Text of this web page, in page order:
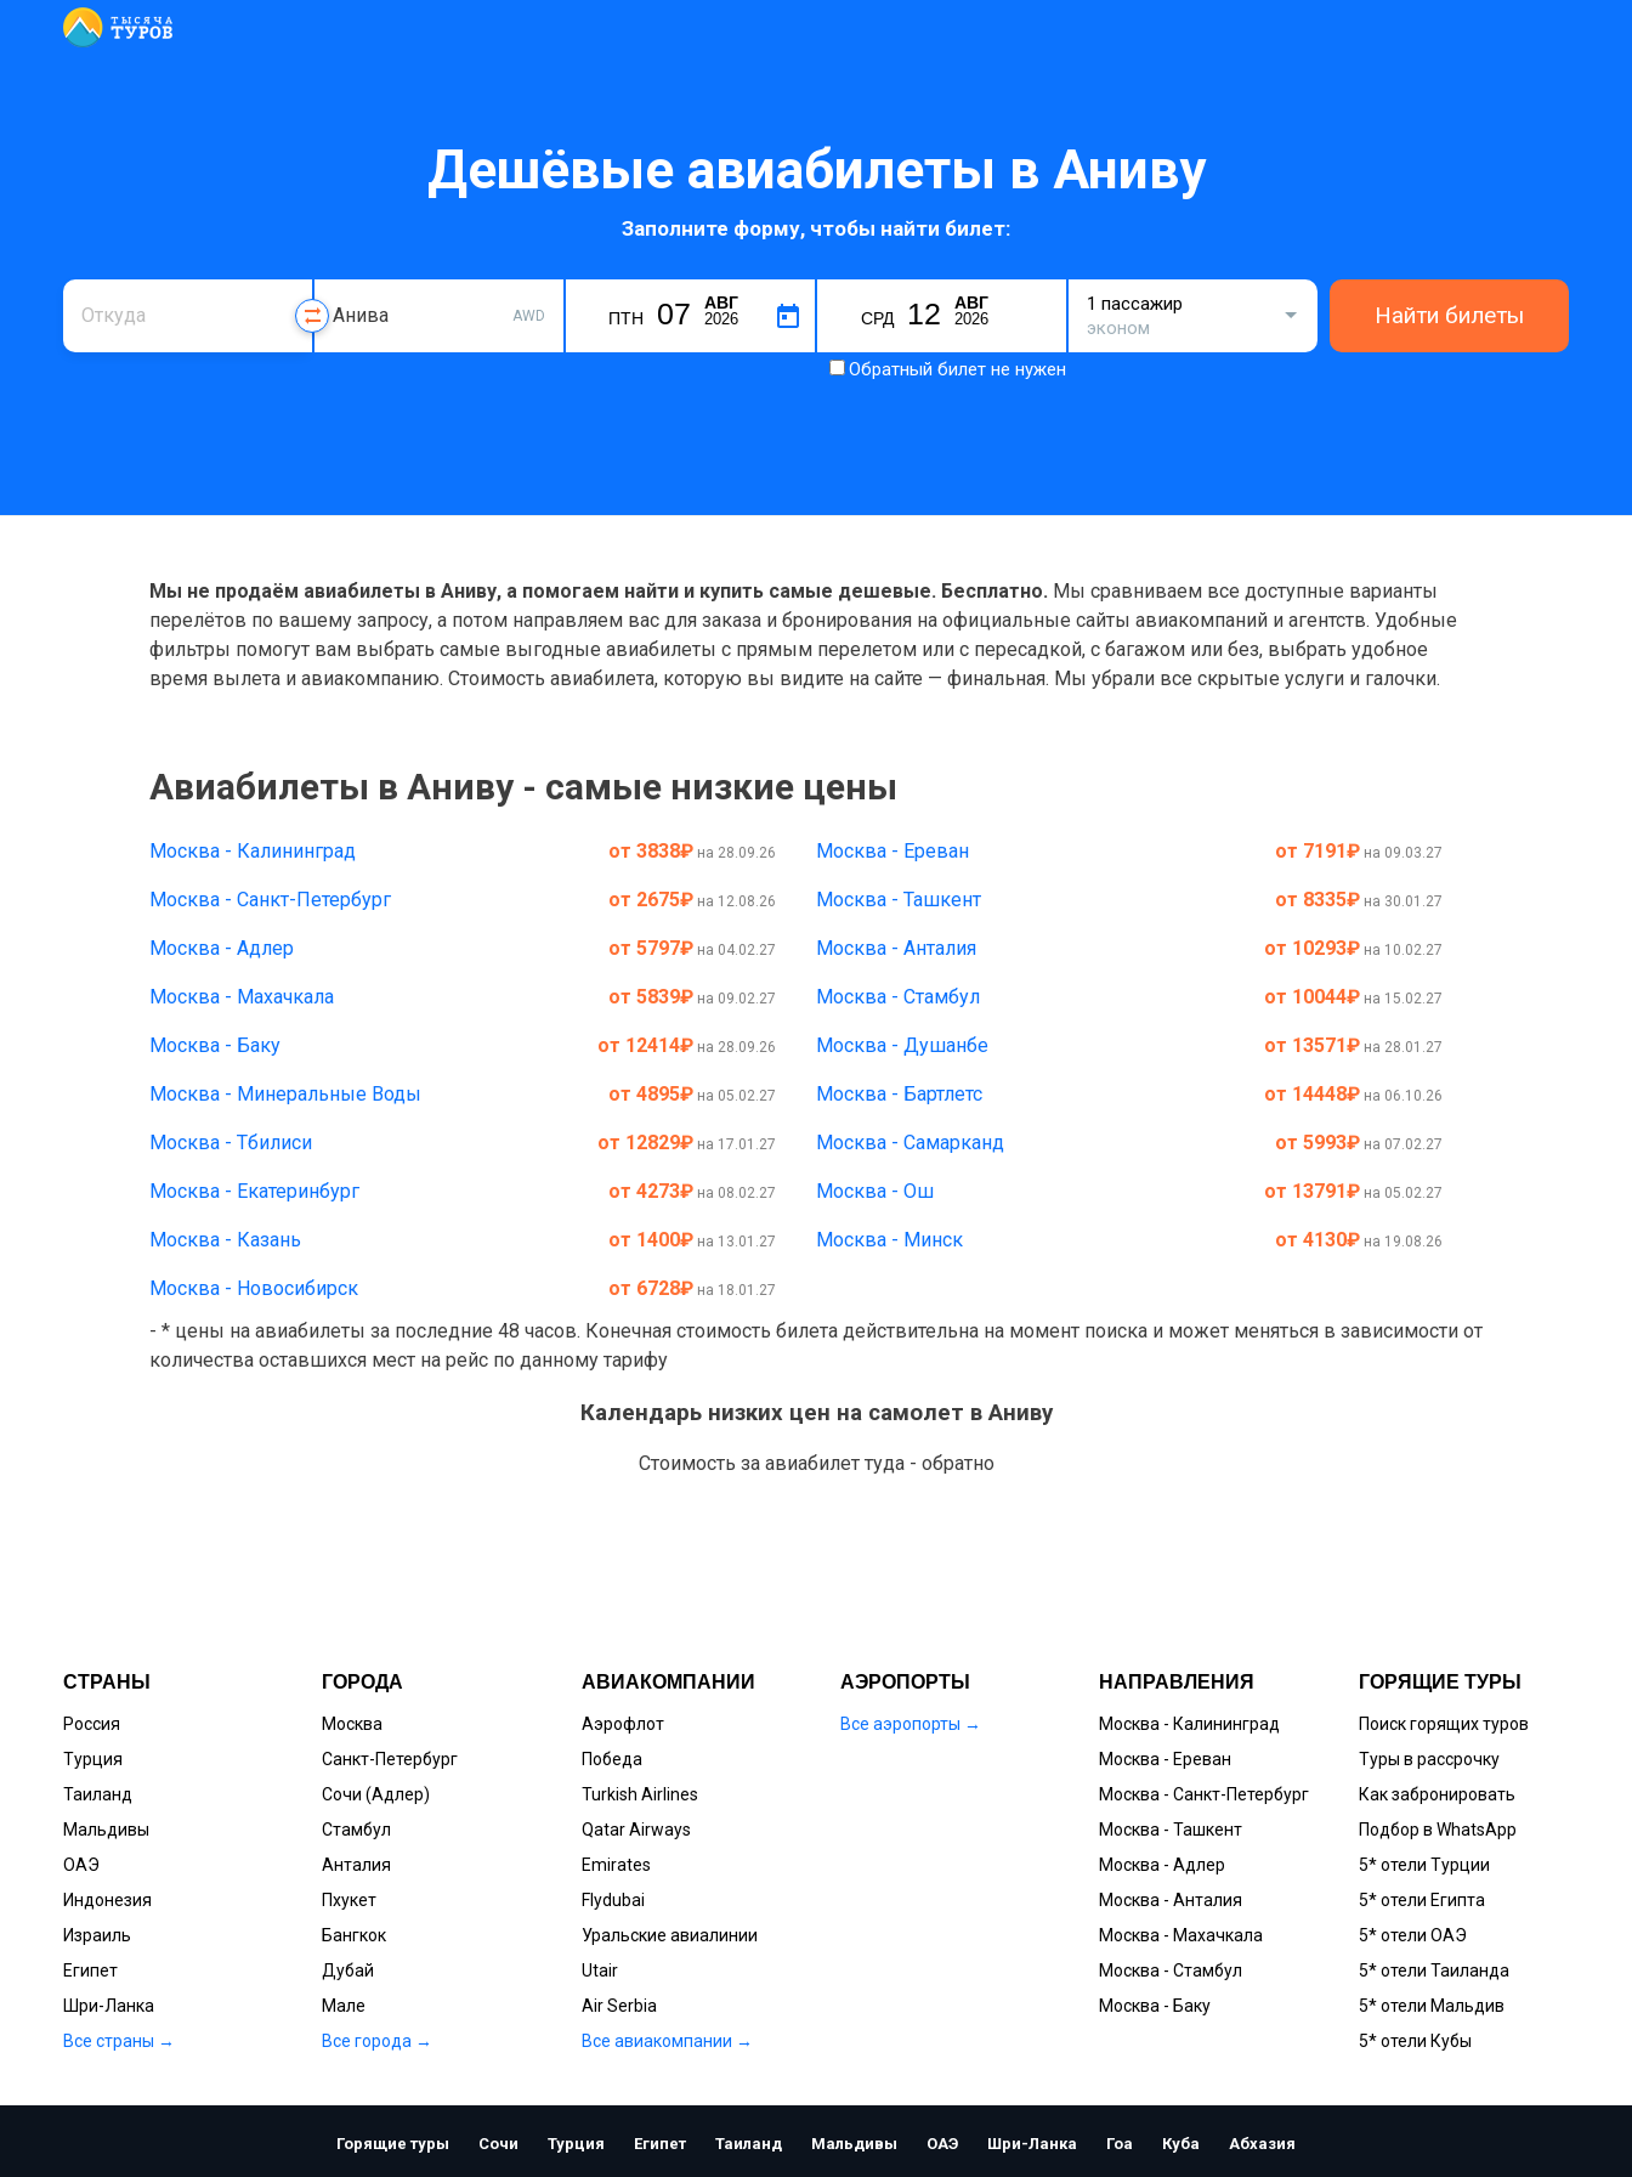
Дешёвые авиабилеты в Аниву
Заполните форму, чтобы найти билет:
AWD ПТН 07 АВГ
2026 СРД 12 АВГ
2026
1 пассажир
эконом
Найти билеты
Обратный билет не нужен
Мы не продаём авиабилеты в Аниву, а помогаем найти и купить самые дешевые. Бесплатно. Мы сравниваем все доступные варианты
перелётов по вашему запросу, а потом направляем вас для заказа и бронирования на официальные сайты авиакомпаний и агентств. Удобные
фильтры помогут вам выбрать самые выгодные авиабилеты с прямым перелетом или с пересадкой, с багажом или без, выбрать удобное
время вылета и авиакомпанию. Стоимость авиабилета, которую вы видите на сайте — финальная. Мы убрали все скрытые услуги и галочки.
Авиабилеты в Аниву - самые низкие цены
Москва - Калининград от 3838₽ на 28.09.26 Москва - Ереван от 7191₽ на 09.03.27
Москва - Санкт-Петербург от 2675₽ на 12.08.26 Москва - Ташкент от 8335₽ на 30.01.27
Москва - Адлер от 5797₽ на 04.02.27 Москва - Анталия от 10293₽ на 10.02.27
Москва - Махачкала от 5839₽ на 09.02.27 Москва - Стамбул от 10044₽ на 15.02.27
Москва - Баку от 12414₽ на 28.09.26 Москва - Душанбе от 13571₽ на 28.01.27
Москва - Минеральные Воды от 4895₽ на 05.02.27 Москва - Бартлетс от 14448₽ на 06.10.26
Москва - Тбилиси от 12829₽ на 17.01.27 Москва - Самарканд от 5993₽ на 07.02.27
Москва - Екатеринбург от 4273₽ на 08.02.27 Москва - Ош от 13791₽ на 05.02.27
Москва - Казань от 1400₽ на 13.01.27 Москва - Минск от 4130₽ на 19.08.26
Москва - Новосибирск от 6728₽ на 18.01.27
- * цены на авиабилеты за последние 48 часов. Конечная стоимость билета действительна на момент поиска и может меняться в зависимости от
количества оставшихся мест на рейс по данному тарифу
Календарь низких цен на самолет в Аниву
Стоимость за авиабилет туда - обратно
СТРАНЫ
Россия
Турция
Таиланд
Мальдивы
ОАЭ
Индонезия
Израиль
Египет
Шри-Ланка
Все страны →
ГОРОДА
Москва
Санкт-Петербург
Сочи (Адлер)
Стамбул
Анталия
Пхукет
Бангкок
Дубай
Мале
Все города →
АВИАКОМПАНИИ
Аэрофлот
Победа
Turkish Airlines
Qatar Airways
Emirates
Flydubai
Уральские авиалинии
Utair
Air Serbia
Все авиакомпании →
АЭРОПОРТЫ
Все аэропорты →
НАПРАВЛЕНИЯ
Москва - Калининград
Москва - Ереван
Москва - Санкт-Петербург
Москва - Ташкент
Москва - Адлер
Москва - Анталия
Москва - Махачкала
Москва - Стамбул
Москва - Баку
ГОРЯЩИЕ ТУРЫ
Поиск горящих туров
Туры в рассрочку
Как забронировать
Подбор в WhatsApp
5* отели Турции
5* отели Египта
5* отели ОАЭ
5* отели Таиланда
5* отели Мальдив
5* отели Кубы
Горящие туры Сочи Турция Египет Таиланд Мальдивы ОАЭ Шри-Ланка Гоа Куба Абхазия